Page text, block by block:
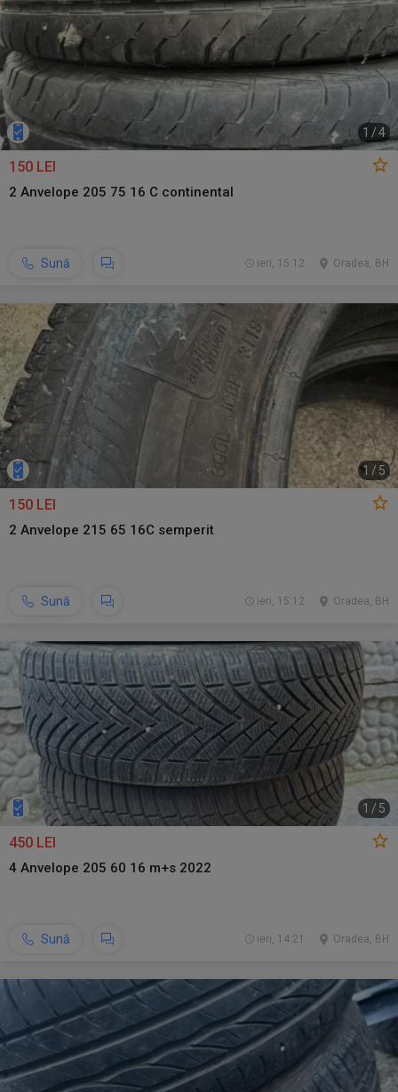
1 /4
150 LEI
2 Anvelope 205 75 16 C continental
Sună Oradea, BH
ieri, 15:12
1 / 5
150 LEI
2 Anvelope 215 65 16C semperit
Sună Oradea, BH
ieri, 15:12
1 / 5
450 LEI
4 Anvelope 205 60 16 m+s 2022
Sună Oradea, BH
ieri, 14:21